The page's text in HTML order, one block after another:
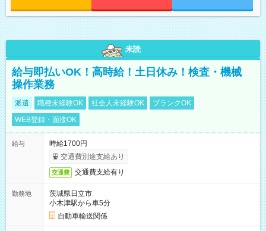
未読
給与即払いOK！高時給！土日休み！検査・機械
操作業務
派遣 職種未経験OK 社会人未経験OK
ブランクOK
WEB登録・面接OK
給与
時給1700円
交通費別途支給あり
交通費 交通費支給有り
勤務地
茨城県日立市
小木津駅から車5分
自動車輸送関係